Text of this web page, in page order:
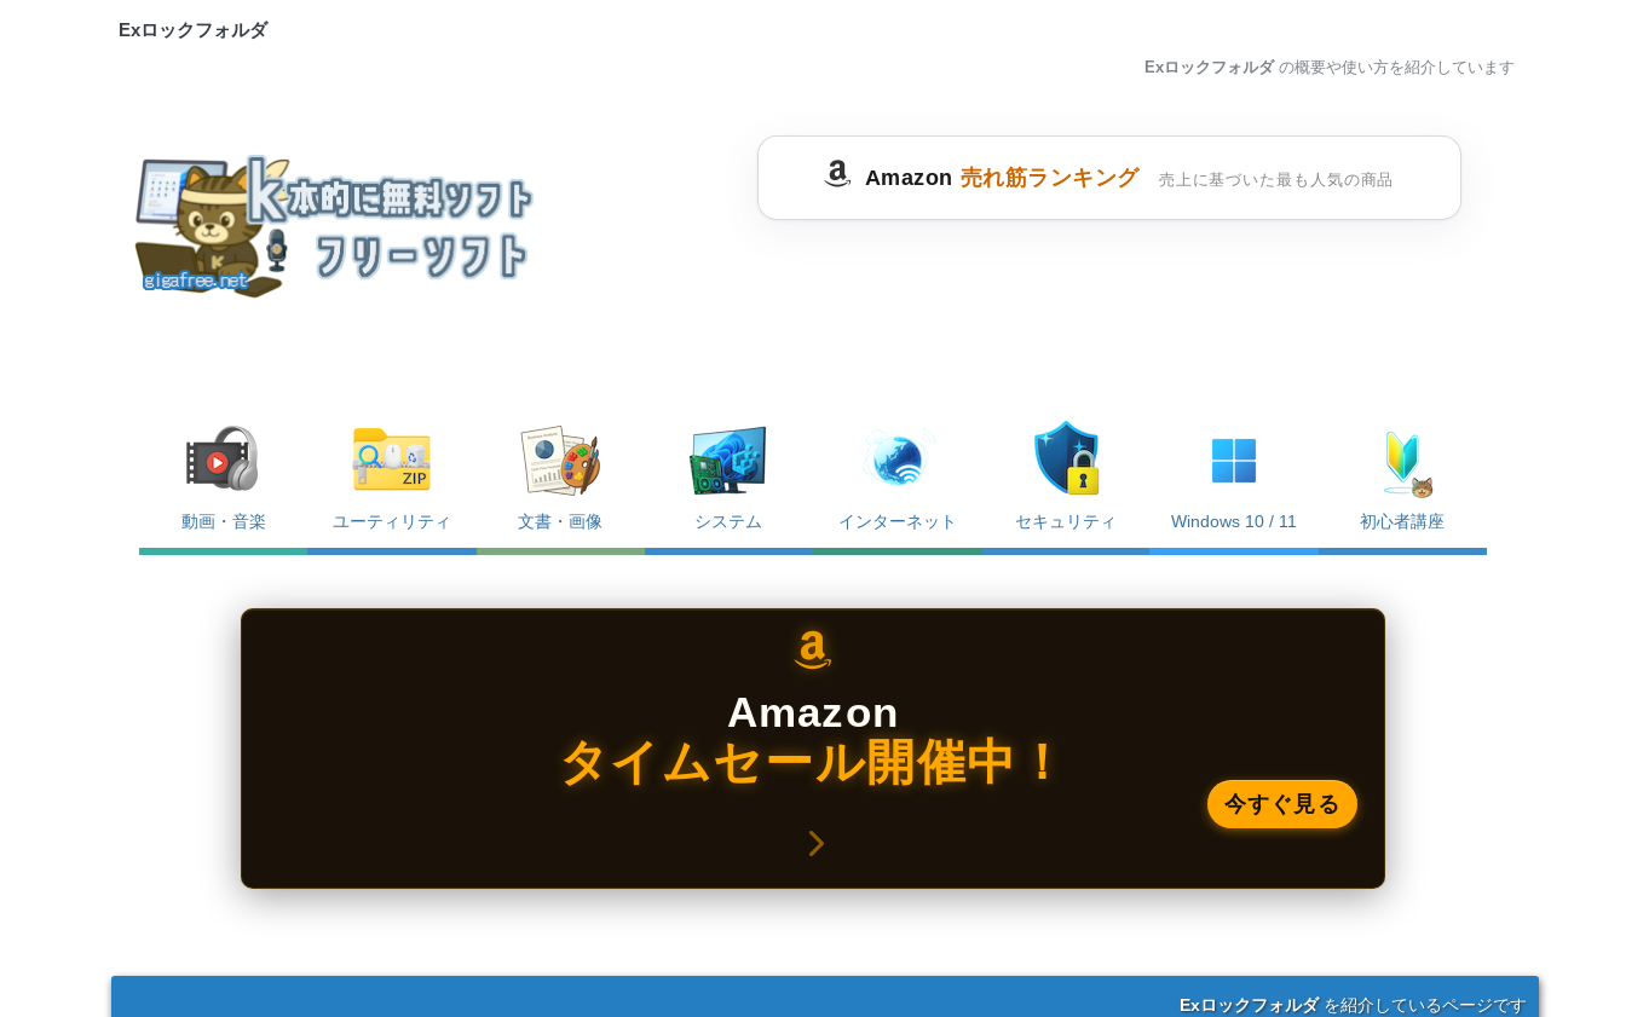
Exロックフォルダ
Exロックフォルダの概要や使い方を紹介しています
Amazon 売れ筋ランキング 売上に基づいた最も人気の商品
動画・音楽 ユーティリティ 文書・画像 システム インターネット セキュリティ Windows 10 / 11 初心者講座
Amazon
タイムセール開催中！
今すぐ見る
Exロックフォルダを紹介しているページです